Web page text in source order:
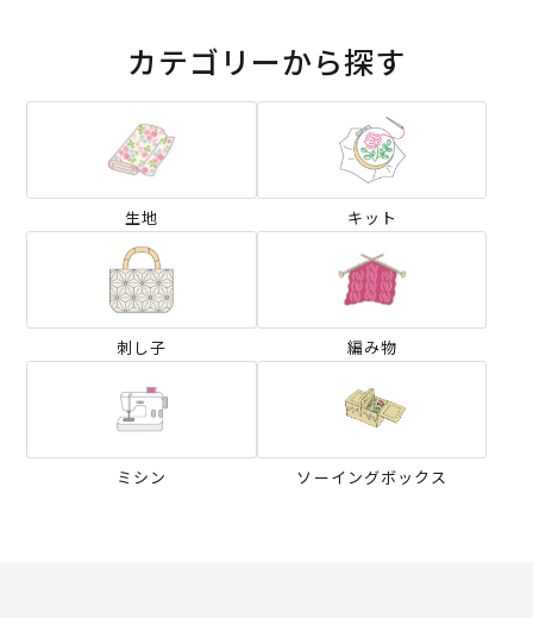
カテゴリーから探す
生地 キット
刺し子 編み物
ミシン ソーイングボックス